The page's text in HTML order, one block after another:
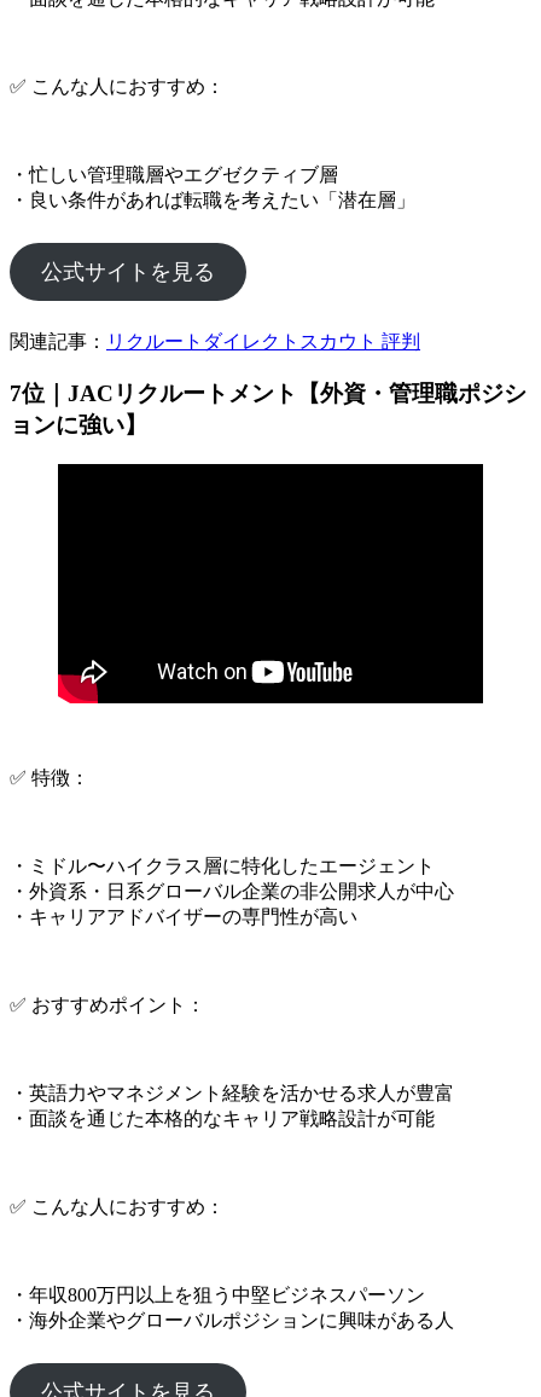
✅ こんな人におすすめ：
・忙しい管理職層やエグゼクティブ層
・良い条件があれば転職を考えたい「潜在層」
公式サイトを見る
関連記事： リクルートダイレクトスカウト 評判
7位｜JACリクルートメント【外資・管理職ポジシ
ョンに強い】
✅ 特徴：
・ミドル〜ハイクラス層に特化したエージェント
・外資系・日系グローバル企業の非公開求人が中心
・キャリアアドバイザーの専門性が高い
✅ おすすめポイント：
・英語力やマネジメント経験を活かせる求人が豊富
・面談を通じた本格的なキャリア戦略設計が可能
✅ こんな人におすすめ：
・年収800万円以上を狙う中堅ビジネスパーソン
・海外企業やグローバルポジションに興味がある人
公式サイトを見る